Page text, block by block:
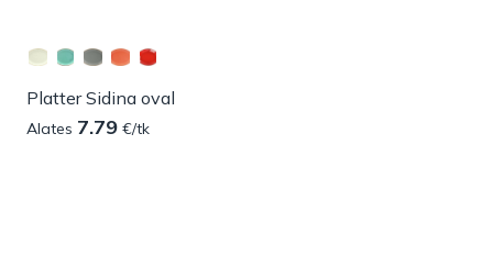
Platter Sidina oval
Alates 7.79 €/tk